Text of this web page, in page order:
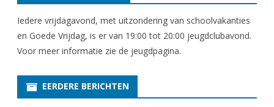
)
Iedere vrijdagavond, met uitzondering van schoolvakanties
en Goede Vrijdag, is er van 19:00 tot 20:00 jeugdclubavond.
Voor meer informatie zie de jeugdpagina.
EERDERE BERICHTEN